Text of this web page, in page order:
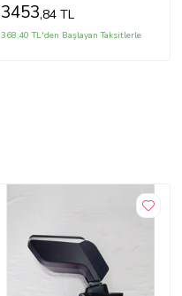
3453,84 TL
368,40 TL'den Başlayan Taksitlerle